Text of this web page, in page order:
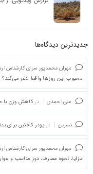
جدیدترین دیدگاه‌‌ها
مهران محمدپور سرای کارشناس
محبوب این روزها واقعا لاغر می‌کند؟
علی احمدی در کاهش وزن با
نسرین در پودر کافئین برای
مهران محمدپور سرای کارشناس
مزایا، نحوه مصرف، دوز مناسب و